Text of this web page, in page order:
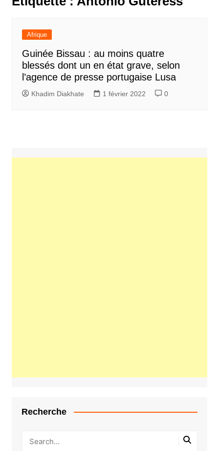
Afrique
Guinée Bissau : au moins quatre
blessés dont un en état grave, selon
l’agence de presse portugaise Lusa
Khadim Diakhate 1 février 2022 0
Recherche